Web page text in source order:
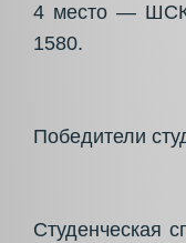
4 место —
1580.
Победители
Студенческая